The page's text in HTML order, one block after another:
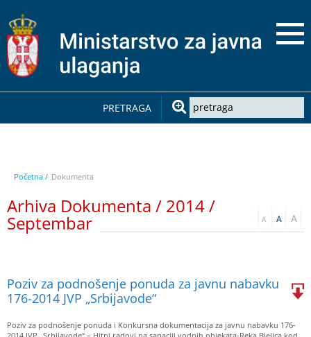
PRETRAGA
Početna / Dokumenta
Arhiva Dokumenta / 2014 /
Septembar
Poziv za podnošenje ponuda za javnu nabavku
176-2014 JVP „Srbijavode“
Poziv za podnošenje ponuda i Konkursna dokumentacija za javnu nabavku 176-